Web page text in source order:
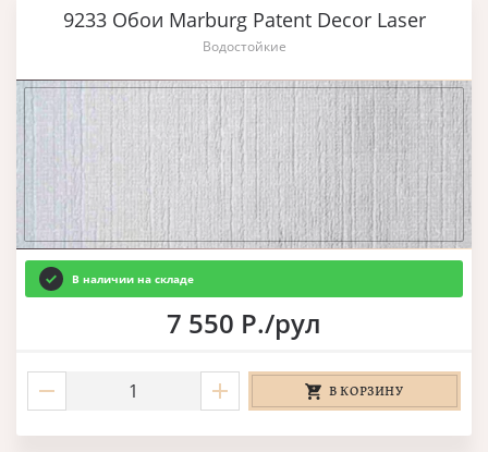
9233 Обои Marburg Patent Decor Laser
Водостойкие
В наличии на складе
7 550 Р./рул
В КОРЗИНУ